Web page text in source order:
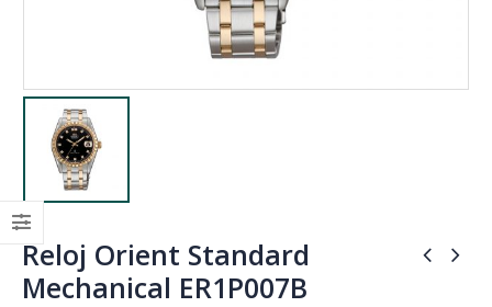
Reloj Orient Standard
Mechanical ER1P007B